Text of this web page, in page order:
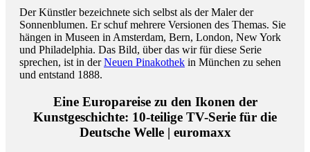
Der Künstler bezeichnete sich selbst als der Maler der
Sonnenblumen. Er schuf mehrere Versionen des Themas. Sie
hängen in Museen in Amsterdam, Bern, London, New York
und Philadelphia. Das Bild, über das wir für diese Serie
sprechen, ist in derNeuen Pinakothek in München zu sehen
und entstand 1888.
Eine Europareise zu den Ikonen der
Kunstgeschichte: 10-teilige TV-Serie für die
Deutsche Welle | euromaxx